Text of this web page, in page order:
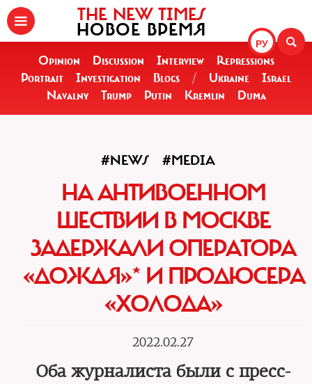
РУ
THE NEW TIMES
НОВОЕ ВРЕМЯ
Opinion Discussion Interview
Repressions
Portrait
Investigation Blogs / Ukraine
Israel
Navalny
Trump Putin Kremlin Duma
#NEWS #MEDIA
НА АНТИВОЕННОМ
ШЕСТВИИ В МОСКВЕ
ЗАДЕРЖАЛИ ОПЕРАТОРА
«ДОЖДЯ»* И ПРОДЮСЕРА
«ХОЛОДА»
2022.02.27
Оба журналиста были с пресс-